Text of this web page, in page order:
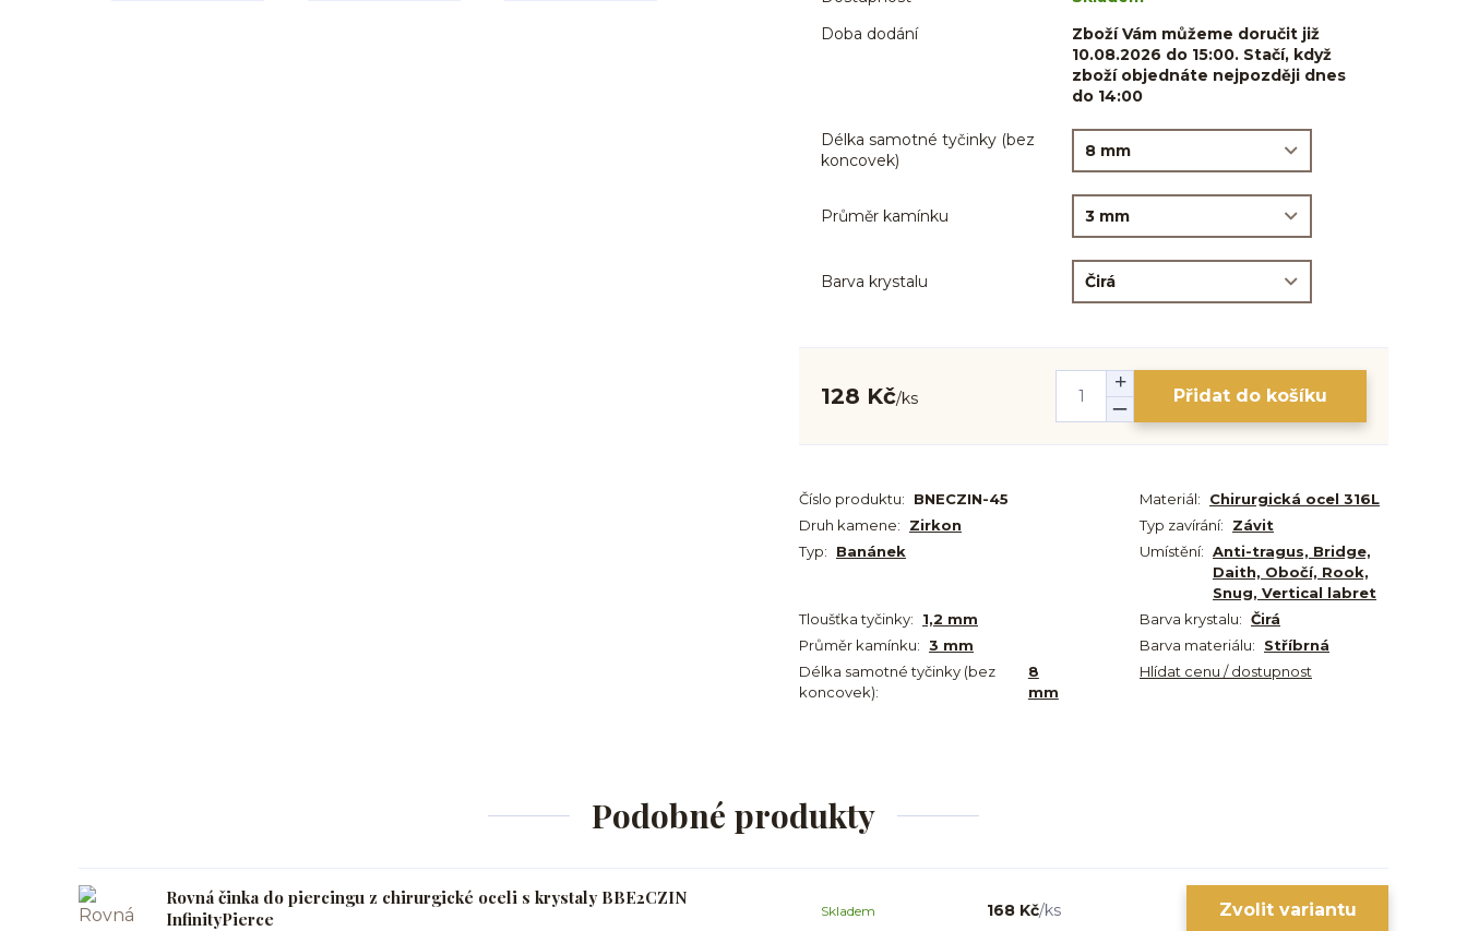
Doba dodání
Zboží Vám můžeme doručit již
10.08.2026 do 15:00. Stačí, když
zboží objednáte nejpozději dnes
do 14:00
Délka samotné tyčinky (bez
koncovek)
Průměr kamínku
Barva krystalu
128 Kč/ks Přidat do košíku
Číslo produktu: BNECZIN-45 Materiál:
Chirurgická ocel 316L
Druh kamene:
Zirkon Typ zavírání:
Závit
Typ:
Banánek Umístění: Anti-tragus, Bridge,
Daith, Obočí, Rook,
Snug, Vertical labret
Tloušťka tyčinky:
1,2 mm Barva krystalu: Čirá
Průměr kamínku: 3 mm Barva materiálu:
Stříbrná
Délka samotné tyčinky (bez
koncovek):
8
mm
Hlídat cenu / dostupnost
Podobné produkty
Rovná činka do piercingu z chirurgické oceli s krystaly BBE2CZIN
InfinityPierce
168 Kč/ks
Skladem Zvolit variantu